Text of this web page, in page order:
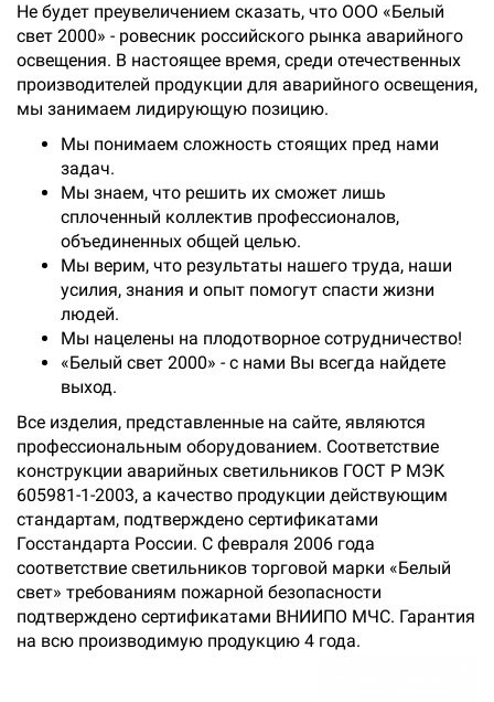
Не будет преувеличением сказать, что ООО «Белый
свет 2000» - ровесник российского рынка аварийного
освещения. В настоящее время, среди отечественных
производителей продукции для аварийного освещения,
мы занимаем лидирующую позицию.
Мы понимаем сложность стоящих пред нами
задач.
Мы знаем, что решить их сможет лишь
сплоченный коллектив профессионалов,
объединенных общей целью.
Мы верим, что результаты нашего труда, наши
усилия, знания и опыт помогут спасти жизни
людей.
Мы нацелены на плодотворное сотрудничество!
«Белый свет 2000» - с нами Вы всегда найдете
выход.
Все изделия, представленные на сайте, являются
профессиональным оборудованием. Соответствие
конструкции аварийных светильников ГОСТ Р МЭК
605981-1-2003, а качество продукции действующим
стандартам, подтверждено сертификатами
Госстандарта Росcии. С февраля 2006 года
соответствие светильников торговой марки «Белый
свет» требованиям пожарной безопасности
подтверждено сертификатами ВНИИПО МЧС. Гарантия
на всю производимую продукцию 4 года.